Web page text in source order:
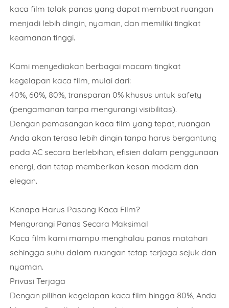
kaca film tolak panas yang dapat membuat ruangan
menjadi lebih dingin, nyaman, dan memiliki tingkat
keamanan tinggi.
Kami menyediakan berbagai macam tingkat
kegelapan kaca film, mulai dari:
40%, 60%, 80%, transparan 0% khusus untuk safety
(pengamanan tanpa mengurangi visibilitas).
Dengan pemasangan kaca film yang tepat, ruangan
Anda akan terasa lebih dingin tanpa harus bergantung
pada AC secara berlebihan, efisien dalam penggunaan
energi, dan tetap memberikan kesan modern dan
elegan.
Kenapa Harus Pasang Kaca Film?
Mengurangi Panas Secara Maksimal
Kaca film kami mampu menghalau panas matahari
sehingga suhu dalam ruangan tetap terjaga sejuk dan
nyaman.
Privasi Terjaga
Dengan pilihan kegelapan kaca film hingga 80%, Anda